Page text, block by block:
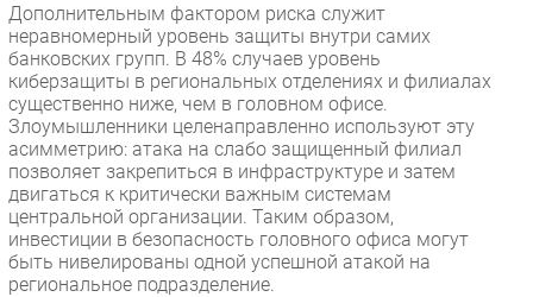
Дополнительным фактором риска служит
неравномерный уровень защиты внутри самих
банковских групп. В 48% случаев уровень
киберзащиты в региональных отделениях и филиалах
существенно ниже, чем в головном офисе.
Злоумышленники целенаправленно используют эту
асимметрию: атака на слабо защищенный филиал
позволяет закрепиться в инфраструктуре и затем
двигаться к критически важным системам
центральной организации. Таким образом,
инвестиции в безопасность головного офиса могут
быть нивелированы одной успешной атакой на
региональное подразделение.